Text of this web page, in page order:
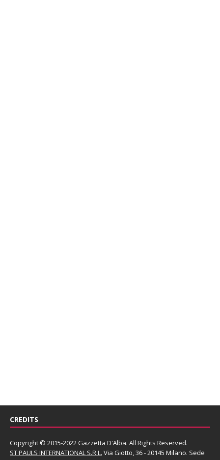
CREDITS
Copyright © 2015-2022 Gazzetta D'Alba. All Rights Reserved.
ST PAULS INTERNATIONAL S.R.L. Via Giotto, 36 - 20145 Milano. Sede